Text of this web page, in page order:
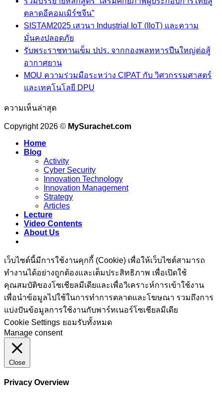
ตลาดอีคอมเมิร์ซจีน”
SISTAM2025 เสวนา Industrial IoT (IIoT) และความ
มั่นคงปลอดภัย
รับพระราชทานเข็ม ปปร. จากกองพลทหารปืนใหญ่ต่อสู้
อากาศยาน
MOU ความร่วมมือระหว่าง CIPAT กับ วิศวกรรมศาสตร์
และเทคโนโลยี DPU
ความเห็นล่าสุด
Copyright 2026 © MySurachet.com
Home
Blog
Activity
Cyber Security
Innovation Technology
Innovation Management
Strategy
Articles
Lecture
Video Contents
About Us
เว็บไซต์นี้มีการใช้งานคุกกี้ (Cookie) เพื่อให้เว็บไซต์สามารถ
ทำงานได้อย่างถูกต้องและเต็มประสิทธิภาพ​ เพื่อเปิดใช้
คุณสมบัติของโซเชียล​มีเดียและเพื่อวิเคราะห์การเข้าใช้งาน
เพื่อนำข้อมูลไปใช้ในการทำการตลาดและโฆษณา​ รวมถึงการ
แบ่งปันข้อมูลการใช้งานกับพาร์ทเนอร์​โซเชียล​มีเดีย​
Cookie Settings ยอมรับทั้งหมด
Manage consent
Close
Privacy Overview